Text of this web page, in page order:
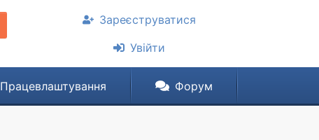
Зареєструватися
Увійти
Працевлаштування Форум